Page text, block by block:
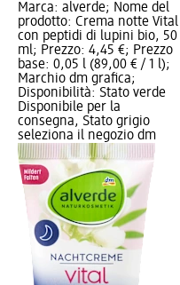
Marca: alverde; Nome del
prodotto: Crema notte Vital
con peptidi di lupini bio, 50
ml; Prezzo: 4,45 €; Prezzo
base: 0,05 l (89,00 € / 1 l);
Marchio dm grafica;
Disponibilità: Stato verde
Disponibile per la
consegna, Stato grigio
seleziona il negozio dm